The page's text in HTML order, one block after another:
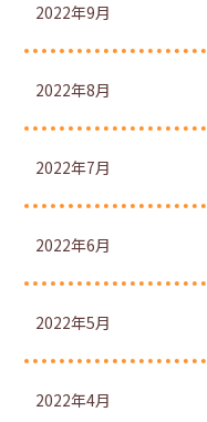
2022年9月
2022年8月
2022年7月
2022年6月
2022年5月
2022年4月